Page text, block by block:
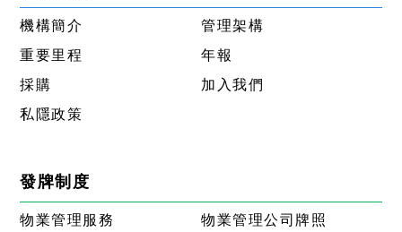
機構簡介
管理架構
重要里程
年報
採購
加入我們
私隱政策
發牌制度
物業管理服務
物業管理公司牌照